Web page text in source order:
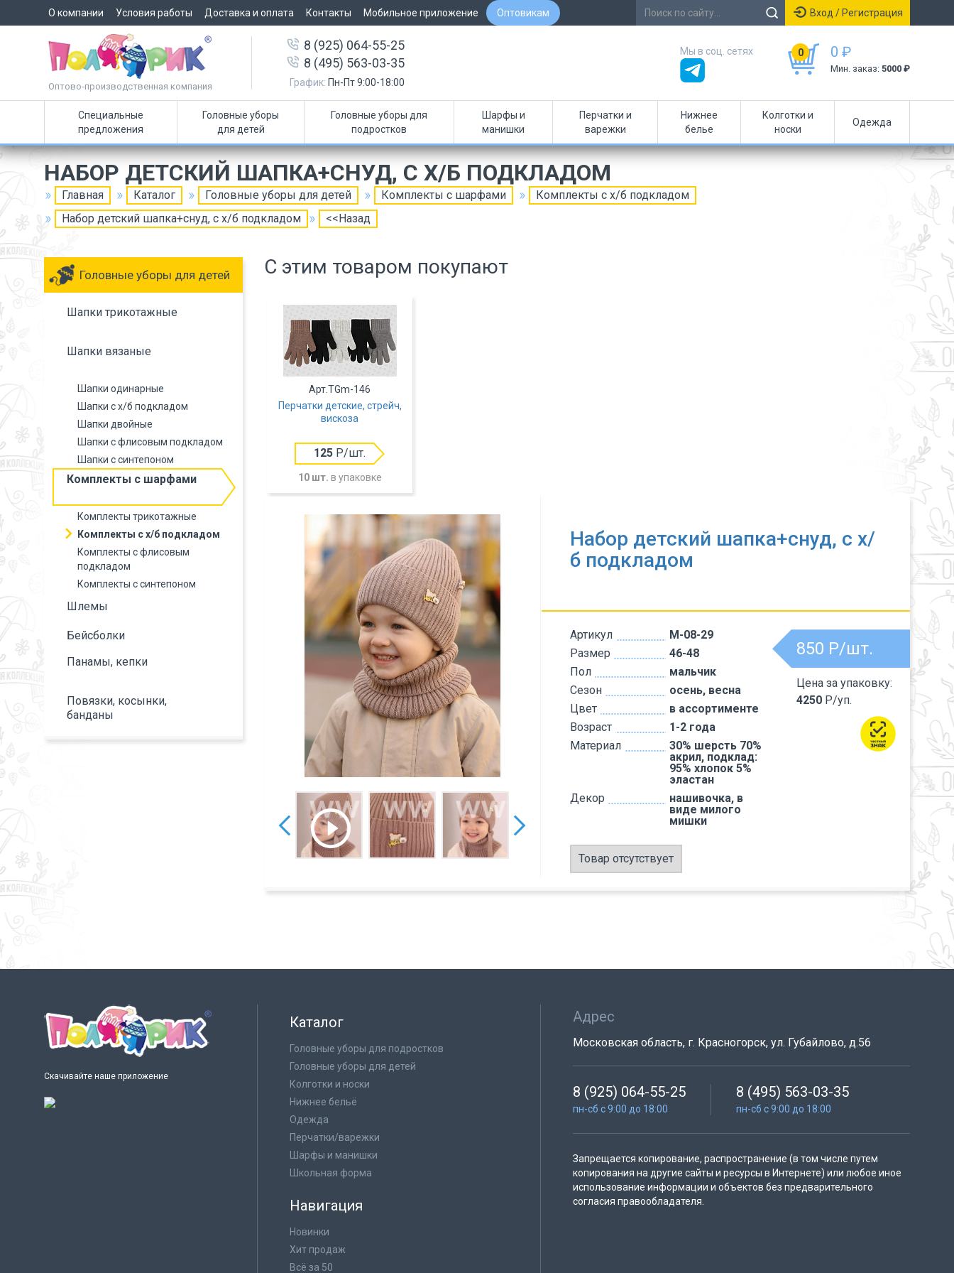
О компании Условия работы Доставка и оплата Контакты Мобильное приложение Оптовикам Вход / Регистрация
Оптово-производственная компания
8 (925) 064-55-25
8 (495) 563-03-35
График: Пн-Пт 9:00-18:00
0 0 ₽
Мин. заказ: 5000 ₽
Мы в соц. сетях
Специальные
предложения
Головные уборы
для детей
Головные уборы для
подростков
Шарфы и
манишки
Перчатки и
варежки
Нижнее
белье
Колготки и
носки
Одежда
НАБОР ДЕТСКИЙ ШАПКА+СНУД, С Х/Б ПОДКЛАДОМ
Главная Каталог Головные уборы для детей Комплекты с шарфами
Комплекты с х/б подкладом
Набор детский шапка+снуд, с х/б подкладом
<<Назад
Головные уборы для детей
Шапки трикотажные
Шапки вязаные
Шапки одинарные
Шапки с х/б подкладом
Шапки двойные
Шапки с флисовым подкладом
Шапки с синтепоном
Комплекты с шарфами
Комплекты трикотажные
Комплекты с х/б подкладом
Комплекты с флисовым
подкладом
Комплекты с синтепоном
Шлемы
Бейсболки
Панамы, кепки
Повязки, косынки,
банданы
С этим товаром покупают
Арт.TGm-146
Перчатки детские, стрейч,
вискоза
125 Р/шт.
10 шт. в упаковке
Набор детский шапка+снуд, с х/
б подкладом
Артикул
M-08-29
Размер
46-48
Пол
мальчик
Сезон
осень, весна
Цвет
в ассортименте
Возраст
1-2 года
Материал
30% шерсть 70%
акрил, подклад:
95% хлопок 5%
эластан
Декор
нашивочка, в
виде милого
мишки
850 Р/шт.
Цена за упаковку:
4250 Р/уп.
Товар отсутствует
Скачивайте наше приложение
Каталог
Головные уборы для подростков
Головные уборы для детей
Колготки и носки
Нижнее бельё
Одежда
Перчатки/варежки
Шарфы и манишки
Школьная форма
Навигация
Новинки
Хит продаж
Всё за 50
Адрес
Московская область, г. Красногорск, ул. Губайлово, д.56
8 (925) 064-55-25
пн-сб с 9:00 до 18:00
8 (495) 563-03-35
пн-сб с 9:00 до 18:00
Запрещается копирование, распространение (в том числе путем
копирования на другие сайты и ресурсы в Интернете) или любое иное
использование информации и объектов без предварительного
согласия правообладателя.